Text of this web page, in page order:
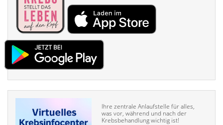
Ihre zentrale Anlaufstelle für alles,
was vor, während und nach der
Krebsbehandlung wichtig ist!